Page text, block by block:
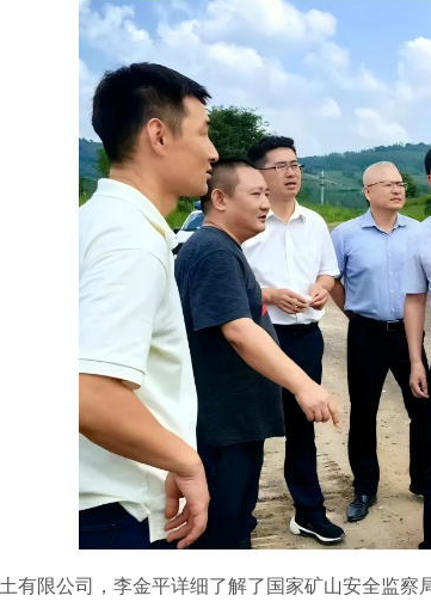
有限公司，李金平详细了解了国家矿山安全监